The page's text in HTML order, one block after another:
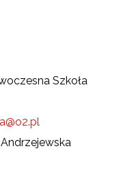
Szkoła